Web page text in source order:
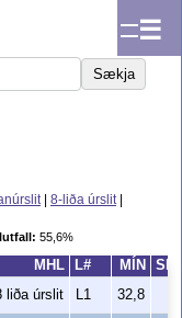
☰
Sækja
| 8-liða úrslit|
55,6%
MHL L# MÍN
liða úrslit L1 32,8